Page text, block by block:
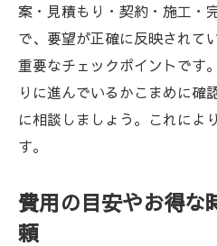
案・見積もり・契約・施工・
で、要望が正確に反映されて
重要なチェックポイントです
りに進んでいるかこまめに確
に相談しましょう。これによ
す。
費用の目安やお得な
頼